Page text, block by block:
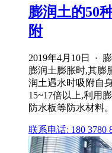
膨润土的50
附
2019年4月10日 ·
膨润土膨胀时,其膨
润土遇水时吸附自
15~17倍以上,利用
防水板等防水材料。
联系电话: 180 3780